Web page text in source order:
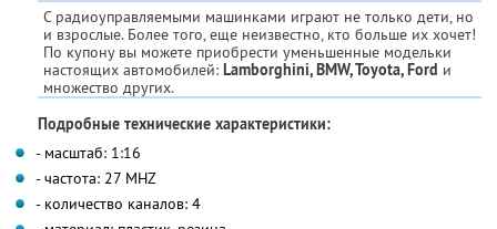
С радиоуправляемыми машинками играют не только дети, но
и взрослые. Более того, еще неизвестно, кто больше их хочет!
По купону вы можете приобрести уменьшенные модельки
настоящих автомобилей: Lamborghini, BMW, Toyota, Ford и
множество других.
Подробные технические характеристики:
- масштаб: 1:16
- частота: 27 MHZ
- количество каналов: 4